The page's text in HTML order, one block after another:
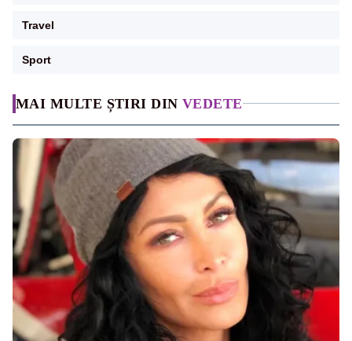
MAI MULTE ȘTIRI DIN VEDETE
Travel
Sport